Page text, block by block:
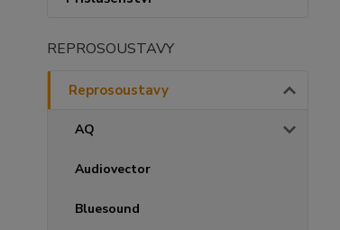
REPROSOUSTAVY
Reprosoustavy
AQ
Audiovector
Bluesound